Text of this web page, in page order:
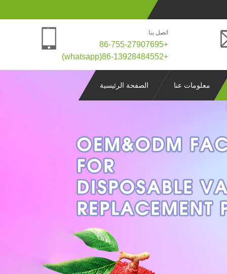
اتصل بنا
+86-755-27907695
+86-13928484552(whatsapp)
الصفحة الرئيسية معلومات عنا